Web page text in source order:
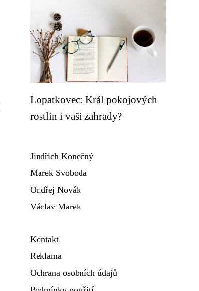
Lopatkovec: Král pokojových
rostlin i vaší zahrady?
Jindřich Konečný
Marek Svoboda
Ondřej Novák
Václav Marek
Kontakt
Reklama
Ochrana osobních údajů